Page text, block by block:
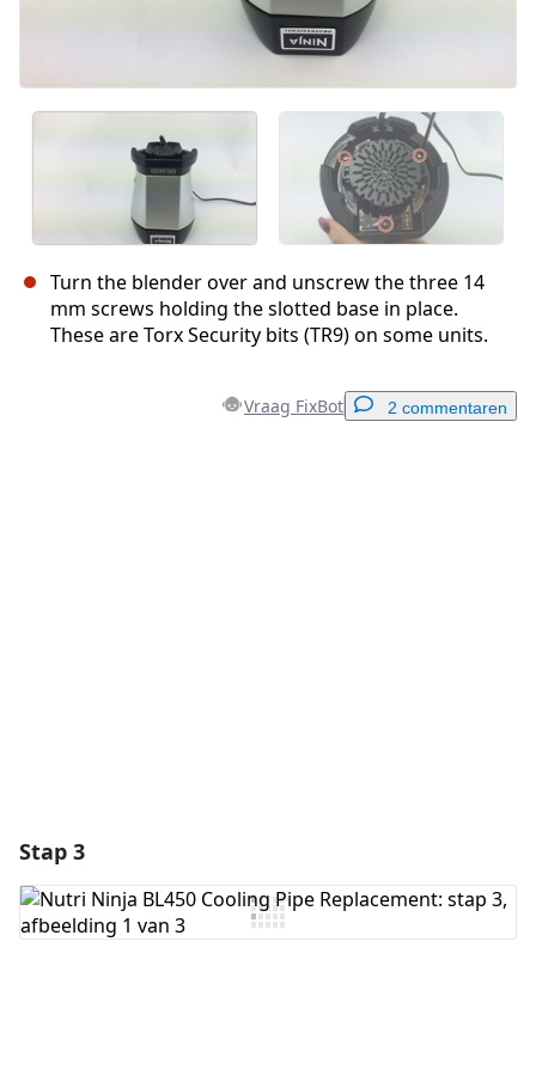
Turn the blender over and unscrew the three 14
mm screws holding the slotted base in place.
These are Torx Security bits (TR9) on some units.
Vraag FixBot 2 commentaren
Stap 3